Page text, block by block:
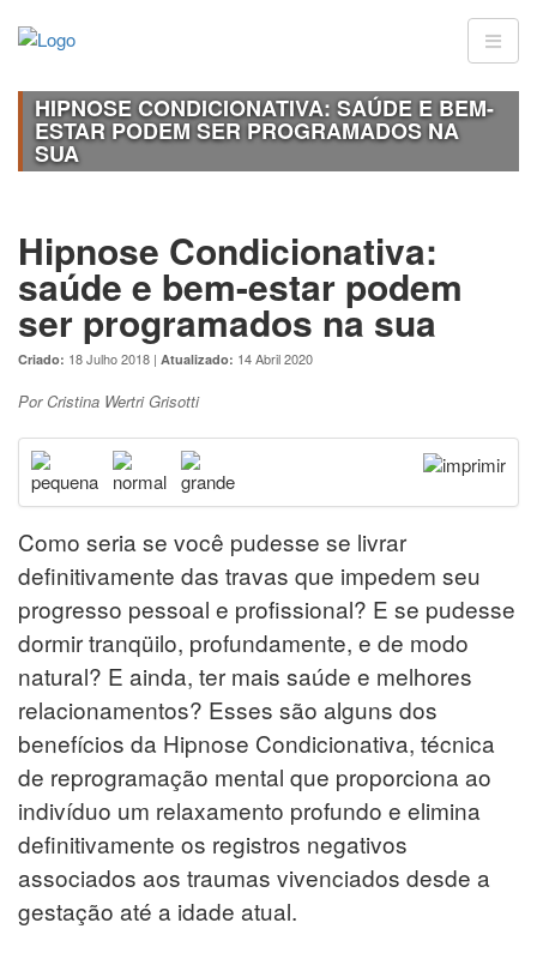
HIPNOSE CONDICIONATIVA: SAÚDE E BEM-
ESTAR PODEM SER PROGRAMADOS NA
SUA
Hipnose Condicionativa:
saúde e bem-estar podem
ser programados na sua
Criado: 18 Julho 2018 | Atualizado: 14 Abril 2020
Por Cristina Wertri Grisotti
Como seria se você pudesse se livrar
definitivamente das travas que impedem seu
progresso pessoal e profissional? E se pudesse
dormir tranqüilo, profundamente, e de modo
natural? E ainda, ter mais saúde e melhores
relacionamentos? Esses são alguns dos
benefícios da Hipnose Condicionativa, técnica
de reprogramação mental que proporciona ao
indivíduo um relaxamento profundo e elimina
definitivamente os registros negativos
associados aos traumas vivenciados desde a
gestação até a idade atual.